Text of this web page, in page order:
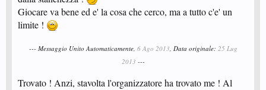
Giocare va bene ed e' la cosa che cerco, ma a tutto c'e' un
limite !
--- Messaggio Unito Automaticamente, 6 Ago 2013, Data originale: 25 Lug
2013 ---
Trovato ! Anzi, stavolta l'organizzatore ha trovato me ! Al